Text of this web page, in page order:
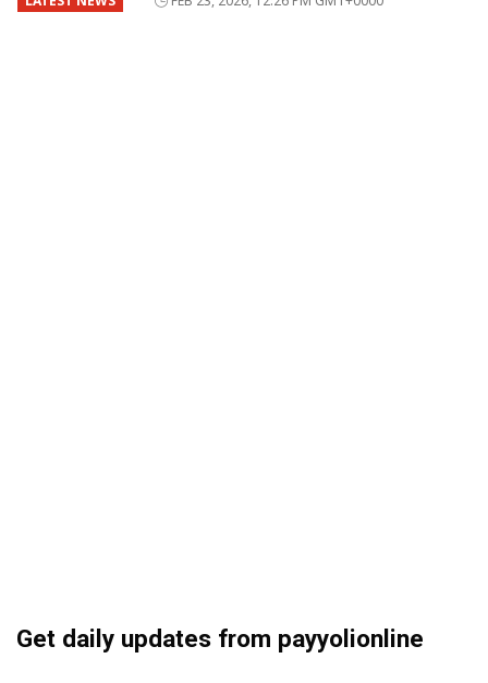
Get daily updates from payyolionline